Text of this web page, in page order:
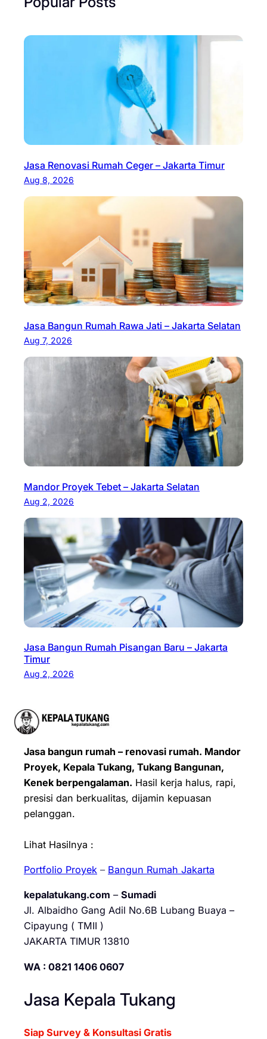
Jasa Renovasi Rumah Ceger – Jakarta Timur
Aug 8, 2026
Jasa Bangun Rumah Rawa Jati – Jakarta Selatan
Aug 7, 2026
Mandor Proyek Tebet – Jakarta Selatan
Aug 2, 2026
Jasa Bangun Rumah Pisangan Baru – Jakarta
Timur
Aug 2, 2026
Jasa bangun rumah – renovasi rumah. Mandor
Proyek, Kepala Tukang, Tukang Bangunan,
Kenek berpengalaman. Hasil kerja halus, rapi,
presisi dan berkualitas, dijamin kepuasan
pelanggan.
Lihat Hasilnya :
Portfolio Proyek – Bangun Rumah Jakarta
kepalatukang.com – Sumadi
Jl. Albaidho Gang Adil No.6B Lubang Buaya –
Cipayung ( TMII )
JAKARTA TIMUR 13810
WA : 0821 1406 0607
Jasa Kepala Tukang
Siap Survey & Konsultasi Gratis